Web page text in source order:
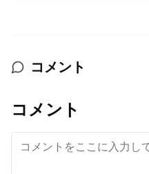
コメント
コメント